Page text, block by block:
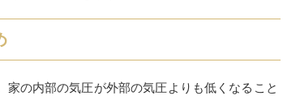
の内部の気圧が外部の気圧よりも低くなること